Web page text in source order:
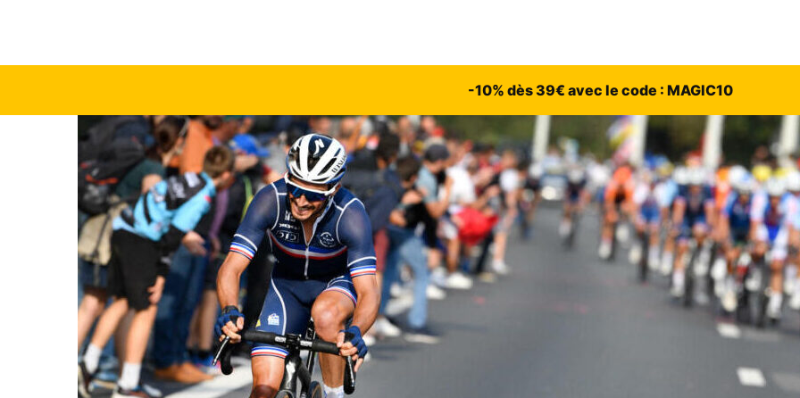
-10% dès 39€ avec le code : MAGIC10